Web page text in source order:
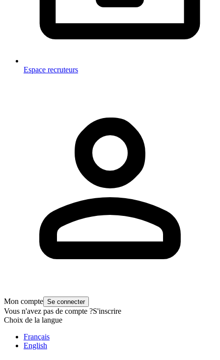
Espace recruteurs
Mon compte Se connecter
Vous n'avez pas de compte ?S'inscrire
Choix de la langue
Français
English